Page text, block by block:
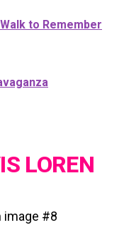
to Remember
LOREN